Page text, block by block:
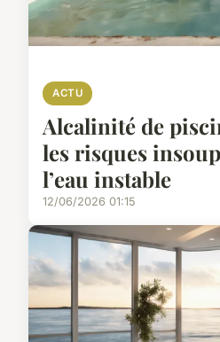
ACTU
Alcalinité de
les risques
l’eau instable
12/06/2026 01:15